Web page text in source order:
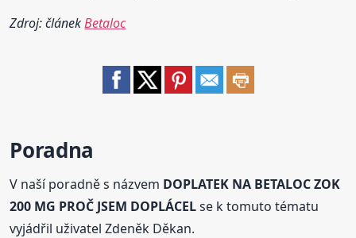
Zdroj: článekBetaloc
Poradna
V naší poradně s názvem DOPLATEK NA BETALOC ZOK
200 MG PROČ JSEM DOPLÁCELse k tomuto tématu
vyjádřil uživatel Zdeněk Děkan.